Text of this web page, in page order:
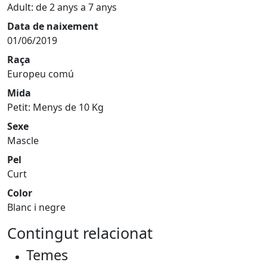
Adult: de 2 anys a 7 anys
Data de naixement
01/06/2019
Raça
Europeu comú
Mida
Petit: Menys de 10 Kg
Sexe
Mascle
Pel
Curt
Color
Blanc i negre
Contingut relacionat
Temes